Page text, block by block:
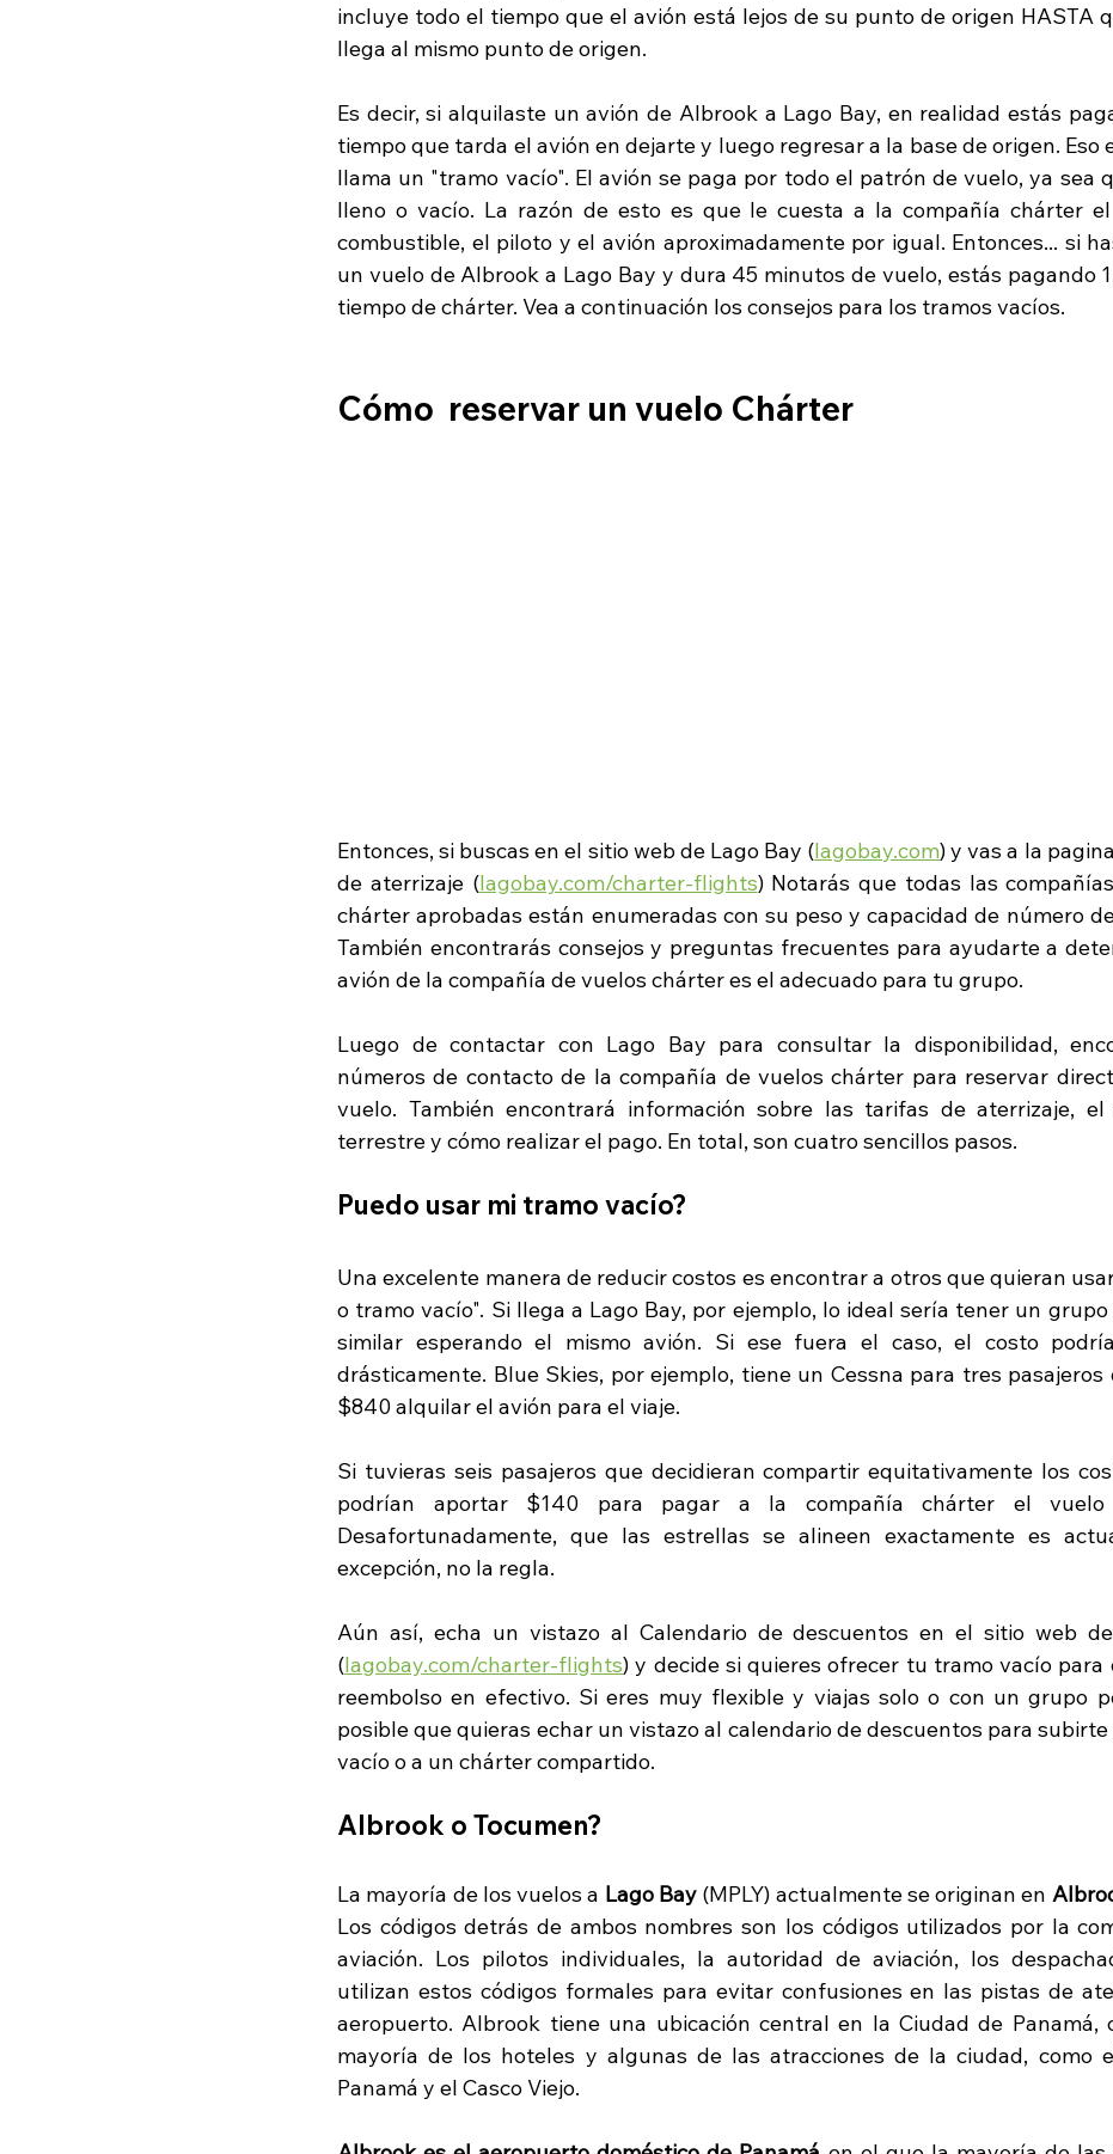
incluye todo el tiempo que el avión está lejos de su punto de origen HASTA
llega al mismo punto de origen.
Es decir, si alquilaste un avión de Albrook a Lago Bay, en realidad estás
tiempo que tarda el avión en dejarte y luego regresar a la base de origen. Eso
llama un "tramo vacío". El avión se paga por todo el patrón de vuelo, ya sea
lleno o vacío. La razón de esto es que le cuesta a la compañía chárter
combustible, el piloto y el avión aproximadamente por igual. Entonces... si
un vuelo de Albrook a Lago Bay y dura 45 minutos de vuelo, estás pagando
tiempo de chárter. Vea a continuación los consejos para los tramos vacíos.
Cómo  reservar un vuelo Chárter
Entonces, si buscas en el sitio web de Lago Bay (lagobay.com) y vas a la
de aterrizaje (lagobay.com/charter-flights) Notarás que todas las
chárter aprobadas están enumeradas con su peso y capacidad de número
También encontrarás consejos y preguntas frecuentes para ayudarte a
avión de la compañía de vuelos chárter es el adecuado para tu grupo.
Luego de contactar con Lago Bay para consultar la disponibilidad,
números de contacto de la compañía de vuelos chárter para reservar
vuelo. También encontrará información sobre las tarifas de aterrizaje,
terrestre y cómo realizar el pago. En total, son cuatro sencillos pasos.
Puedo usar mi tramo vacío?
Una excelente manera de reducir costos es encontrar a otros que quieran
o tramo vacío". Si llega a Lago Bay, por ejemplo, lo ideal sería tener un
similar esperando el mismo avión. Si ese fuera el caso, el costo
drásticamente. Blue Skies, por ejemplo, tiene un Cessna para tres pasajeros
$840 alquilar el avión para el viaje.
Si tuvieras seis pasajeros que decidieran compartir equitativamente los
podrían aportar $140 para pagar a la compañía chárter el vuelo
Desafortunadamente, que las estrellas se alineen exactamente es
excepción, no la regla.
Aún así, echa un vistazo al Calendario de descuentos en el sitio web
(lagobay.com/charter-flights) y decide si quieres ofrecer tu tramo vacío
reembolso en efectivo. Si eres muy flexible y viajas solo o con un grupo
posible que quieras echar un vistazo al calendario de descuentos para
vacío o a un chárter compartido.
Albrook o Tocumen?
La mayoría de los vuelos a Lago Bay (MPLY) actualmente se originan en
Los códigos detrás de ambos nombres son los códigos utilizados por la
aviación. Los pilotos individuales, la autoridad de aviación, los
utilizan estos códigos formales para evitar confusiones en las pistas de
aeropuerto. Albrook tiene una ubicación central en la Ciudad de Panamá,
mayoría de los hoteles y algunas de las atracciones de la ciudad, como
Panamá y el Casco Viejo.